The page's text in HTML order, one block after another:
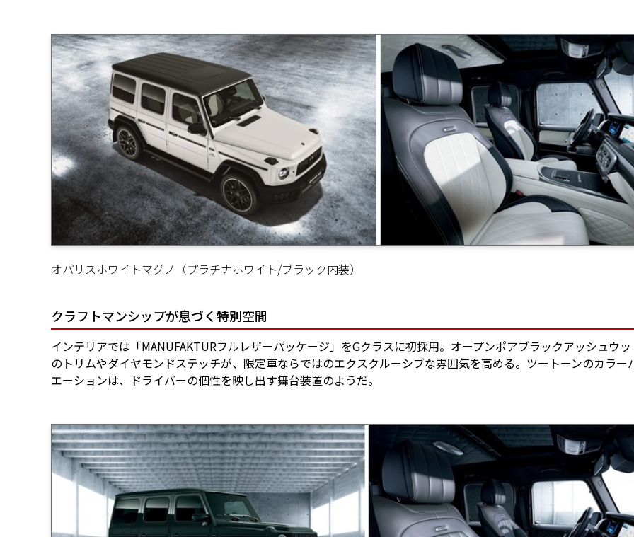
オパリスホワイトマグノ（プラチナホワイト/ブラック内装）
クラフトマンシップが息づく特別空間
インテリアでは「MANUFAKTURフルレザーパッケージ」をGクラスに初採用。オープンポアブラックアッシュウ
のトリムやダイヤモンドステッチが、限定車ならではのエクスクルーシブな雰囲気を高める。ツートーンのカラー
エーションは、ドライバーの個性を映し出す舞台装置のようだ。